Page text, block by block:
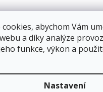
cookies, abychom Vám
a díky analýze
funkce, výkon a
Nastavení
284 g
Kč
Džem
-